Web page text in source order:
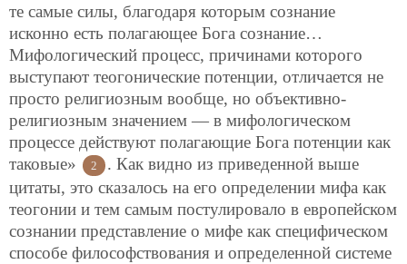
те самые силы, благодаря которым сознание
исконно есть полагающее Бога сознание…
Мифологический процесс, причинами которого
выступают теогонические потенции, отличается не
просто религиозным вообще, но объективно-
религиозным значением — в мифологическом
процессе действуют полагающие Бога потенции как
таковые»
2
. Как видно из приведенной выше
цитаты, это сказалось на его определении мифа как
теогонии и тем самым постулировало в европейском
сознании представление о мифе как специфическом
способе философствования и определенной системе